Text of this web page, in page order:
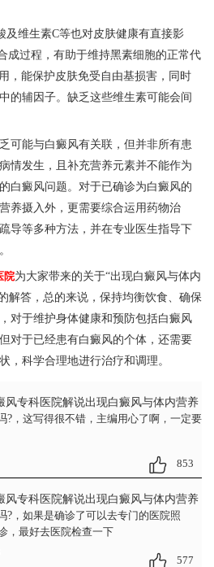
维生素C等也对皮肤健康有直接影
成过程，有助于维持黑素细胞的正常代
，能保护皮肤免受自由基损害，同时
的辅因子。缺乏这些维生素可能会间
能与白癜风有关联，但并非所有患
情发生，且补充营养元素并不能作为
白癜风问题。对于已确诊为白癜风的
养摄入外，更需要综合运用药物治
导等多种方法，并在专业医生指导下
院为大家带来的关于“出现白癜风与体内
解答，总的来说，保持均衡饮食、确保
对于维护身体健康和预防包括白癜风
对于已经患有白癜风的个体，还需要
，科学合理地进行治疗和调理。
风专科医院解说出现白癜风与体内营养
?，这写得很不错，主编用心了啊，一定要
853
风专科医院解说出现白癜风与体内营养
?，如果是确诊了可以去专门的医院照
，最好去医院检查一下
577